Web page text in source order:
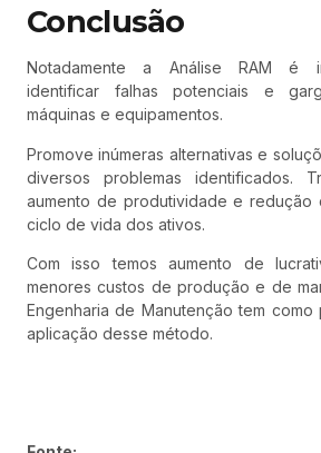
Conclusão
Notadamente a Análise RAM é
identificar falhas potenciais e
máquinas e equipamentos.
Promove inúmeras alternativas e
diversos problemas identificados.
aumento de produtividade e redução
ciclo de vida dos ativos.
Com isso temos aumento de
menores custos de produção e de
Engenharia de Manutenção tem como
aplicação desse método.